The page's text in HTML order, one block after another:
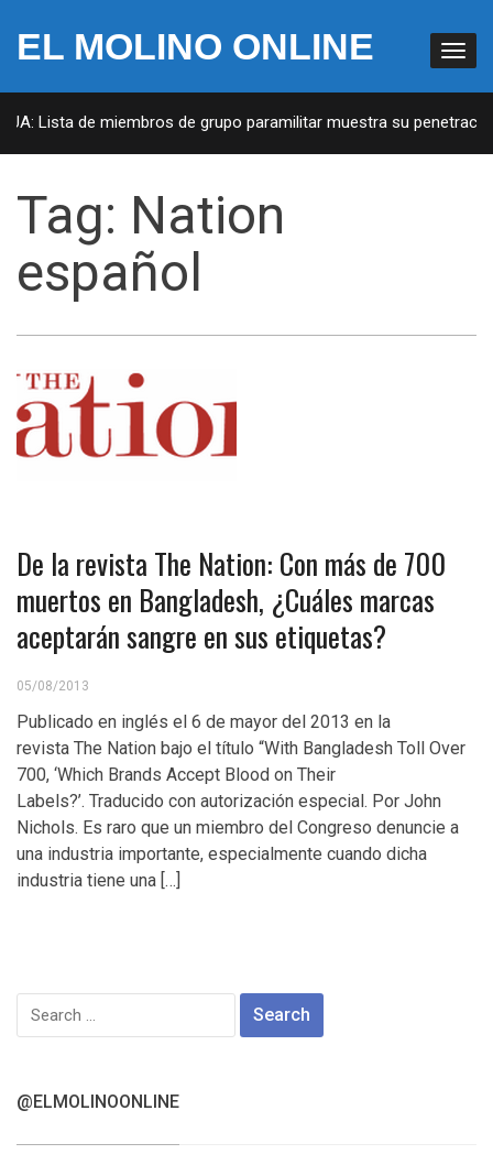
EL MOLINO ONLINE
Lista de miembros de grupo paramilitar muestra su penetración
Tag: Nation
español
De la revista The Nation: Con más de 700
muertos en Bangladesh, ¿Cuáles marcas
aceptarán sangre en sus etiquetas?
05/08/2013
Publicado en inglés el 6 de mayor del 2013 en la
revista The Nation bajo el título “With Bangladesh Toll Over
700, ‘Which Brands Accept Blood on Their
Labels?’. Traducido con autorización especial. Por John
Nichols. Es raro que un miembro del Congreso denuncie a
una industria importante, especialmente cuando dicha
industria tiene una […]
Search
for:
@ELMOLINOONLINE